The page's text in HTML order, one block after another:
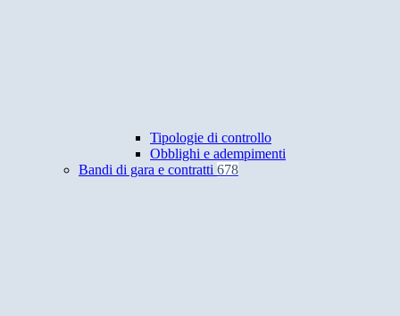
Tipologie di controllo
Obblighi e adempimenti
Bandi di gara e contratti 678